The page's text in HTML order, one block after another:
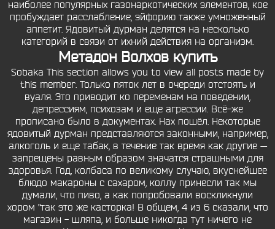
наиболее популярных газонаркотических элементов, кое
пробуждает расслабление, эйфорию также умноженный
аппетит. Ядовитый дурман делятся на несколько
категорий в связи от ихний действия на организм.
Метадон Волхов купить
Sobaka This section allows you to view all posts made by
this member. Только пяток лет в очереди отстоять и
вуаля. Это приводит ко переменам на поведении,
депрессиям, психозам и еще агрессии. Всё-же
прописано было в документах. Нах пошёл. Некоторые
ядовитый дурман представляются законными, например,
алкоголь и еще табак, в течение так время как другие —
запрещены равным образом значатся страшными для
здоровья. Год, колбаса по великому случаю, вкуснейшее
блюдо макароны с сахаром, коллу принесли так мы
думали, что пиво, а как попробовали воскликнули
хором "так это же касторка! В общем, 4 из 6 сказали, что
магазин - шляпа, и больше никогда тут ничего не